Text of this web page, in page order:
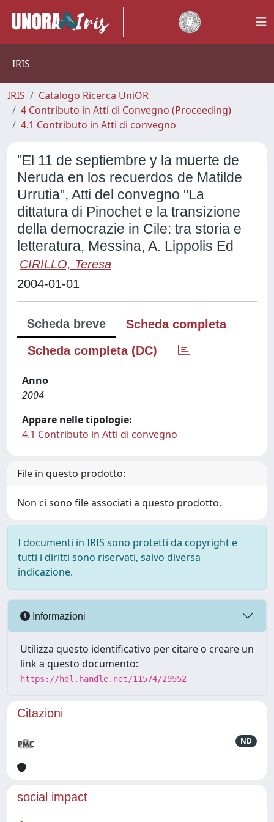
IRIS
IRIS
Catalogo Ricerca UniOR
4 Contributo in Atti di Convegno (Proceeding)
4.1 Contributo in Atti di convegno
"El 11 de septiembre y la muerte de
Neruda en los recuerdos de Matilde
Urrutia", Atti del convegno "La
dittatura di Pinochet e la transizione
della democrazie in Cile: tra storia e
letteratura, Messina, A. Lippolis Ed
CIRILLO, Teresa
2004-01-01
Scheda breve
Scheda completa
Scheda completa (DC)
Anno
2004
Appare nelle tipologie:
4.1 Contributo in Atti di convegno
File in questo prodotto:
Non ci sono file associati a questo prodotto.
I documenti in IRIS sono protetti da copyright e
tutti i diritti sono riservati, salvo diversa
indicazione.
Informazioni
Utilizza questo identificativo per citare o creare un
link a questo documento:
https://hdl.handle.net/11574/29552
Citazioni
ND
social impact